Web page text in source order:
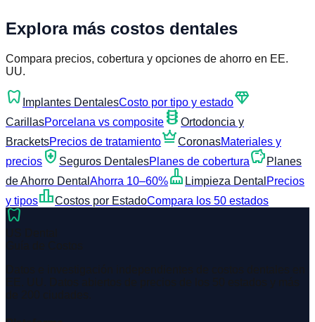
Explora más costos dentales
Compara precios, cobertura y opciones de ahorro en EE.
UU.
dentistry Implantes DentalesCosto por tipo y estadodiamond
CarillasPorcelana vs composite orthopedics Ortodoncia y
BracketsPrecios de tratamientocrownCoronasMateriales y
precios health_and_safety Seguros DentalesPlanes de coberturasavings Planes
de Ahorro Dental Ahorra 10–60%cleaning_services Limpieza Dental Precios
y tiposleaderboardCostos por EstadoCompara los 50 estados
dentistry